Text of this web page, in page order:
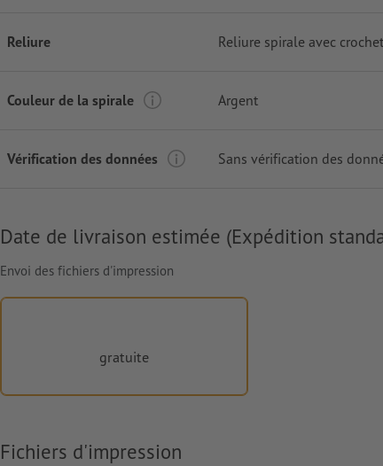
Reliure Reliure spirale avec crochet
Couleur de la spirale Argent
Vérification des données Sans vérification des
Date de livraison estimée (Expédition
Envoi des fichiers d'impression
gratuite
Fichiers d'impression